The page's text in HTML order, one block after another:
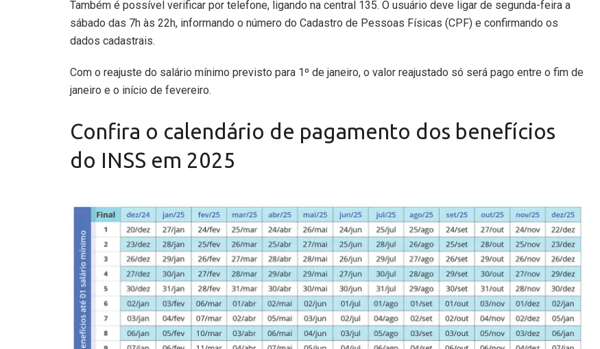
Também é possível verificar por telefone, ligando na central 135. O usuário deve ligar de segunda-feira a
sábado das 7h às 22h, informando o número do Cadastro de Pessoas Físicas (CPF) e confirmando os
dados cadastrais.
Com o reajuste do salário mínimo previsto para 1º de janeiro, o valor reajustado só será pago entre o fim de
janeiro e o início de fevereiro.
Confira o calendário de pagamento dos benefícios
do INSS em 2025